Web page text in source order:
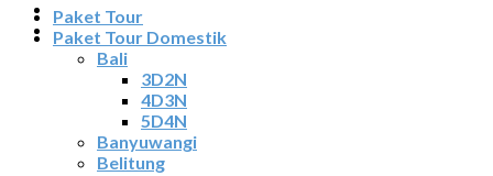
ARTIKEL
KONTAK
Paket Tour
Paket Tour Domestik
Bali
3D2N
4D3N
5D4N
Banyuwangi
Belitung